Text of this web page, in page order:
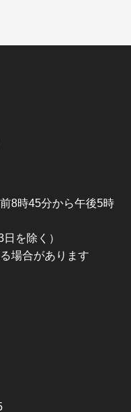
8時45分から午後5時
を除く）
場合があります